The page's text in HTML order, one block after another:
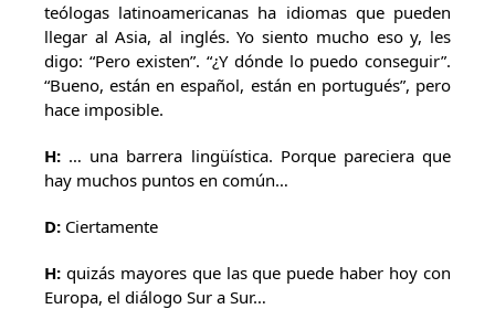
teólogas latinoamericanas ha idiomas que pueden
llegar al Asia, al inglés. Yo siento mucho eso y, les
digo: “Pero existen”. “¿Y dónde lo puedo conseguir”.
“Bueno, están en español, están en portugués”, pero
hace imposible.
H: … una barrera lingüística. Porque pareciera que
hay muchos puntos en común…
D: Ciertamente
H: quizás mayores que las que puede haber hoy con
Europa, el diálogo Sur a Sur…